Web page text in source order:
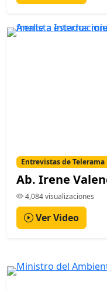
Entrevistas de
Ab. Irene
4,084 visualizaciones
Ver Video